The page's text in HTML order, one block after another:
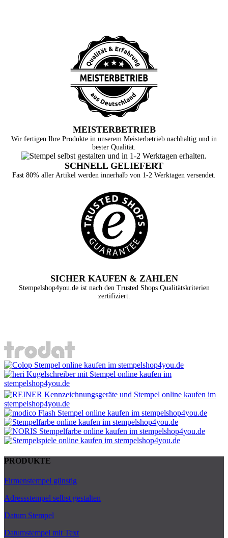
MEISTERBETRIEB
Wir fertigen Ihre Produkte in unserem Meisterbetrieb nachhaltig und in
bester Qualität.
SCHNELL GELIEFERT
Fast 80% aller Artikel werden innerhalb von 1-2 Werktagen versendet.
SICHER KAUFEN & ZAHLEN
Stempelshop4you.de ist nach den Trusted Shops Qualitätskriterien
zertifiziert.
PRODUKTE
Firmenstempel günstig
Adressstempel selbst gestalten
Datum Stempel
Datumstempel mit Text